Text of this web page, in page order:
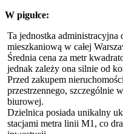
W pigułce:
Ta jednostka
mieszkaniową w całej
Średnia cena za metr
jednak zależy ona silnie od
Przed zakupem
przestrzennego, szczególnie
biurowej.
Dzielnica posiada unikalny
stacjami metra linii M1, co